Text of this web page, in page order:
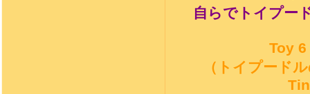
自らでトイプー
Toy
（トイプード